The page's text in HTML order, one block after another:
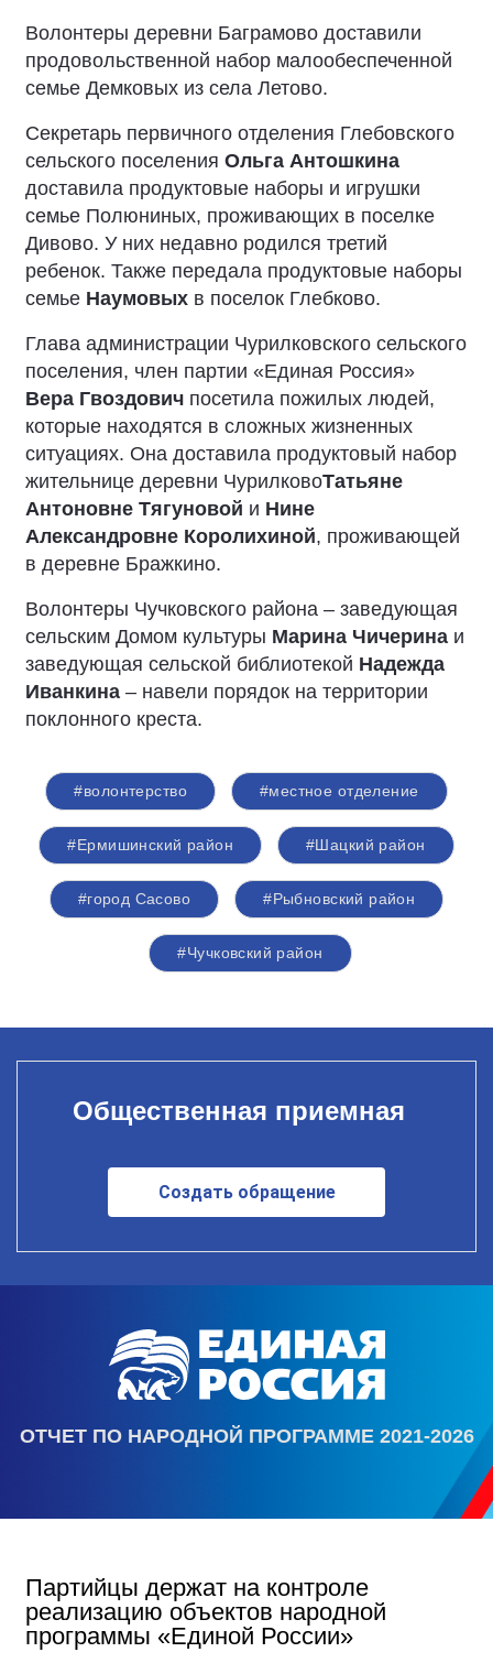
Волонтеры деревни Баграмово доставили
продовольственной набор малообеспеченной
семье Демковых из села Летово.
Секретарь первичного отделения Глебовского
сельского поселения Ольга Антошкина
доставила продуктовые наборы и игрушки
семье Полюниных, проживающих в поселке
Дивово. У них недавно родился третий
ребенок. Также передала продуктовые наборы
семье Наумовых в поселок Глебково.
Глава администрации Чурилковского сельского
поселения, член партии «Единая Россия»
Вера Гвоздович посетила пожилых людей,
которые находятся в сложных жизненных
ситуациях. Она доставила продуктовый набор
жительнице деревни ЧурилковоТатьяне
Антоновне Тягуновой и Нине
Александровне Королихиной, проживающей
в деревне Бражкино.
Волонтеры Чучковского района – заведующая
сельским Домом культуры Марина Чичерина и
заведующая сельской библиотекой Надежда
Иванкина – навели порядок на территории
поклонного креста.
#волонтерство #местное отделение
#Ермишинский район #Шацкий район
#город Сасово #Рыбновский район
#Чучковский район
Общественная приемная
Создать обращение
ОТЧЕТ ПО НАРОДНОЙ ПРОГРАММЕ 2021-2026
Партийцы держат на контроле
реализацию объектов народной
программы «Единой России»